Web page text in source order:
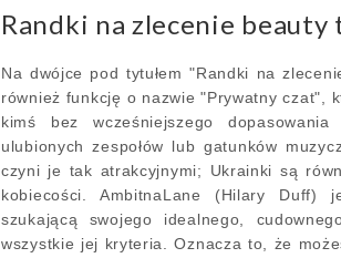
Randki na zlecenie
Na dwójce pod tytułem "Randki na
również funkcję o nazwie "Prywatny czat",
kimś bez wcześniejszego
ulubionych zespołów lub gatunków
czyni je tak atrakcyjnymi; Ukrainki są
kobiecości. AmbitnaLane (Hilary Duff)
szukającą swojego idealnego,
wszystkie jej kryteria. Oznacza to, że